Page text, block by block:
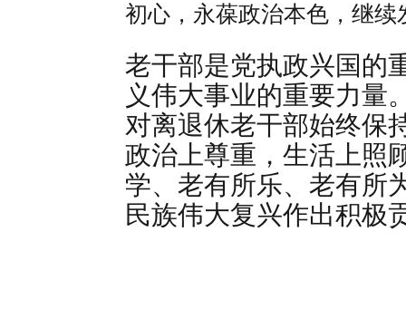
初心，永葆政治本色，继续
老干部是党执政兴国的
义伟大事业的重要力量
对离退休老干部始终保
政治上尊重，生活上照
学、老有所乐、老有所
民族伟大复兴作出积极